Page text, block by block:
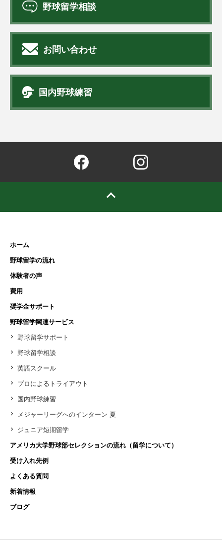
野球留学相談
お問い合わせ
国内野球練習
ホーム
野球留学の流れ
体験者の声
費用
奨学金サポート
野球留学関連サービス
野球留学サポート
野球留学相談
英語スクール
プロによるトライアウト
国内野球練習
メジャーリーグへのインターン 夏
ジュニア短期留学
アメリカ大学野球部セレクションの流れ（留学について）
受け入れ先例
よくある質問
新着情報
ブログ